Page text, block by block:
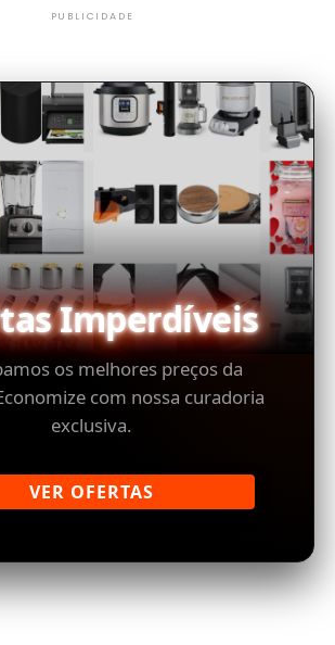
PUBLICIDADE
Imperdíveis
os melhores preços da
com nossa curadoria
exclusiva.
VER OFERTAS